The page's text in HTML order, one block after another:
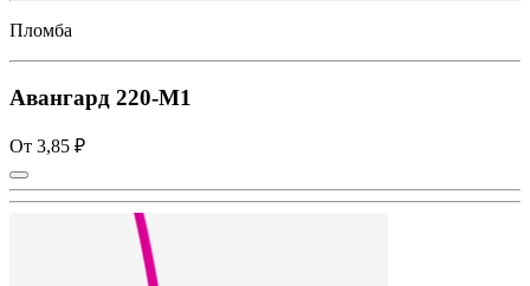
Пломба
Авангард 220-M1
От 3,85 ₽